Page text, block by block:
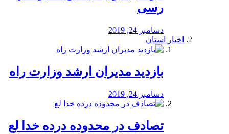
رسی
دسامبر 24, 2019
اخبار استان
بازدید مدیران ارشد وزارت راه
دسامبر 24, 2019
تصادف در محدوده درده خدا لع